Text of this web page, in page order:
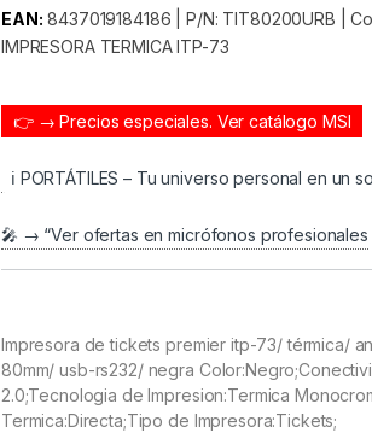
EAN: 8437019184186 | P/N: TIT80200URB |
IMPRESORA TERMICA ITP-73
👉 → Precios especiales. Ver catálogo MSI
ℹ️ PORTÁTILES – Tu universo personal en un
🎤 → “Ver ofertas en micrófonos profesionales
Impresora de tickets premier itp-73/ térmica/
80mm/ usb-rs232/ negra
2.0;Tecnologia de Impresion:Termica
Termica:Directa;Tipo de Impresora:Tickets;